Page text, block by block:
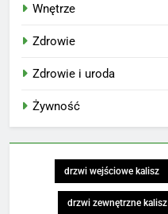
Wnętrze
Zdrowie
Zdrowie i uroda
Żywność
drzwi wejściowe kalisz
drzwi zewnętrzne kalisz